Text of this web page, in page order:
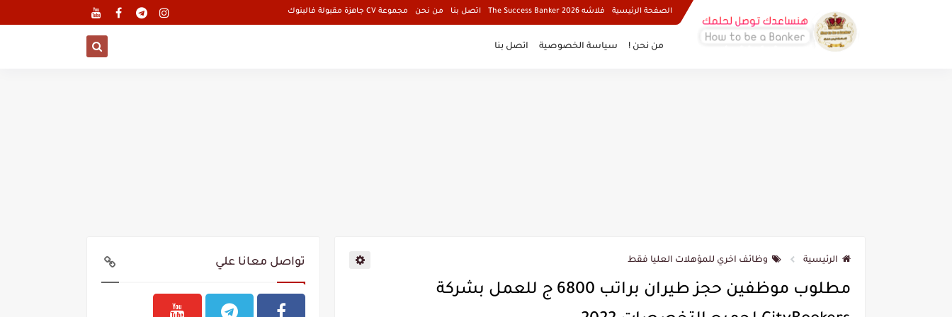
الصفحة الرئيسية فلاشه The Success Banker 2026 اتصل بنا من نحن مجموعة CV جاهزة مقبولة فالبنوك
من نحن ! سياسة الخصوصية اتصل بنا
الرئيسية وظائف اخري للمؤهلات العليا فقط
مطلوب موظفين حجز طيران براتب 6800 ج للعمل بشركة
تواصل معانا علي